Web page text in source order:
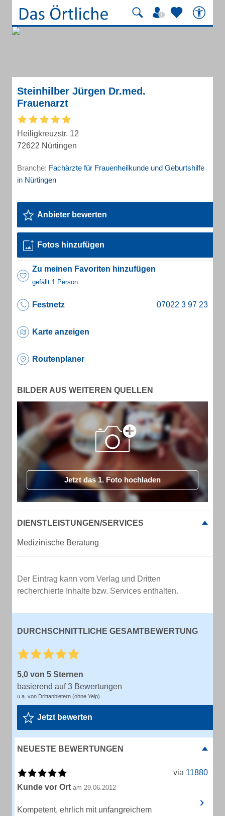
Steinhilber Jürgen Dr.med.
Frauenarzt
Heiligkreuzstr. 12
72622 Nürtingen
Branche: Fachärzte für Frauenheilkunde und Geburtshilfe
in Nürtingen
Anbieter bewerten
Fotos hinzufügen
Zu meinen Favoriten hinzufügen
gefällt 1 Person
Festnetz
Karte anzeigen
Routenplaner
BILDER AUS WEITEREN QUELLEN
Jetzt das 1. Foto hochladen
DIENSTLEISTUNGEN/SERVICES
Medizinische Beratung
Der Eintrag kann vom Verlag und Dritten
recherchierte Inhalte bzw. Services enthalten.
DURCHSCHNITTLICHE GESAMTBEWERTUNG
5,0 von 5 Sternen
basierend auf 3 Bewertungen
u.a. von Drittanbietern (ohne Yelp)
Jetzt bewerten
NEUESTE BEWERTUNGEN
via 11880
Kunde vor Ort am 29.06.2012
Kompetent, ehrlich mit unfangreichem